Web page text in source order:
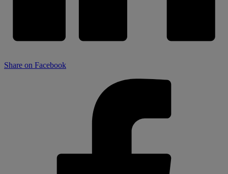
Share on Facebook